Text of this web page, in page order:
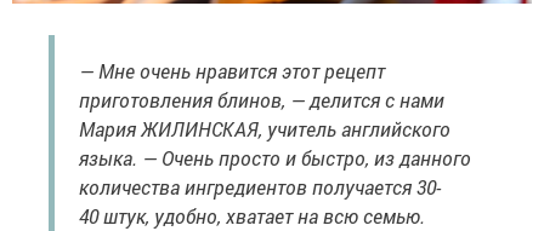
— Мне очень нравится этот рецепт
приготовления блинов, — делится с нами
Мария ЖИЛИНСКАЯ, учитель английского
языка. — Очень просто и быстро, из данного
количества ингредиентов получается 30-
40 штук, удобно, хватает на всю семью.